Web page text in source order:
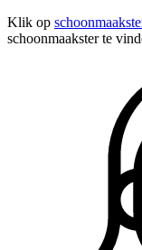
Klik op
schoonmaakster te